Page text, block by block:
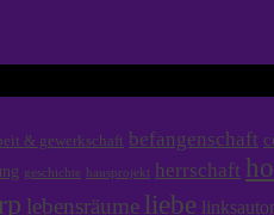
& gewerkschaft befangenschaft
geschichte hausprojekt herrschaft
lebensräume liebe